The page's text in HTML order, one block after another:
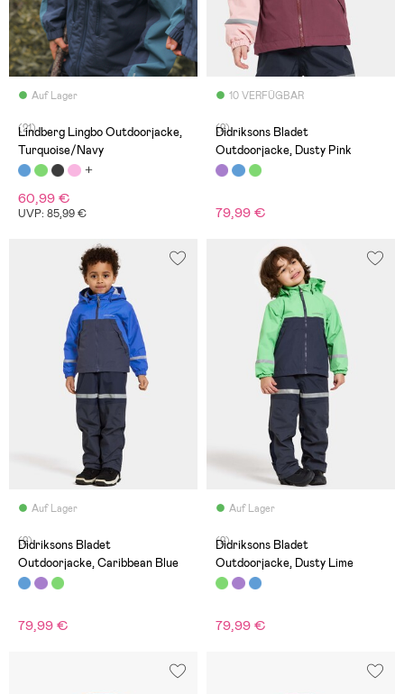
Auf Lager
(21)
Lindberg Lingbo Outdoorjacke,
Turquoise/Navy
60,99 €
UVP: 85,99 €
10 VERFÜGBAR
(2)
Didriksons Bladet
Outdoorjacke, Dusty Pink
79,99 €
Auf Lager
(2)
Didriksons Bladet
Outdoorjacke, Caribbean Blue
79,99 €
Auf Lager
(2)
Didriksons Bladet
Outdoorjacke, Dusty Lime
79,99 €